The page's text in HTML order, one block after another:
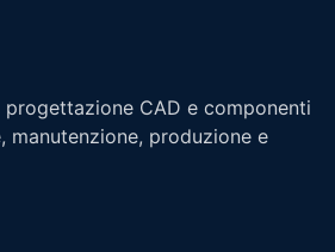
CAD e componenti
manutenzione, produzione e